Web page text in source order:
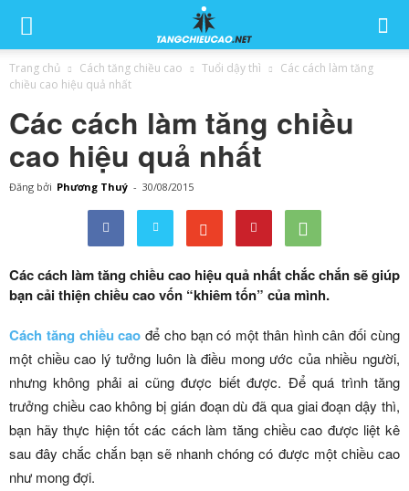
Trang chủ Cách tăng chiều cao Tuổi dậy thì
Các cách làm tăng
chiều cao hiệu quả nhất
Các cách làm tăng chiều
cao hiệu quả nhất
Đăng bởi Phương Thuý - 30/08/2015
Các cách làm tăng chiều cao hiệu quả nhất chắc chắn sẽ giúp
bạn cải thiện chiều cao vốn “khiêm tốn” của mình.
Cách tăng chiều cao để cho bạn có một thân hình cân đối cùng
một chiều cao lý tưởng luôn là điều mong ước của nhiều người,
nhưng không phải ai cũng được biết được. Để quá trình tăng
trưởng chiều cao không bị gián đoạn dù đã qua giai đoạn dậy thì,
bạn hãy thực hiện tốt các cách làm tăng chiều cao được liệt kê
sau đây chắc chắn bạn sẽ nhanh chóng có được một chiều cao
như mong đợi.